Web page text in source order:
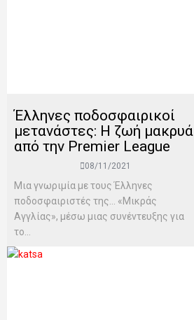
Έλληνες ποδοσφαιρικοί
μετανάστες: Η ζωή μακρυά
από την Premier League
08/11/2021
Μια γνωριμία με τους Έλληνες
ποδοσφαιριστές της… «Μικράς
Αγγλίας», μέσω μιας συνέντευξης για
το...